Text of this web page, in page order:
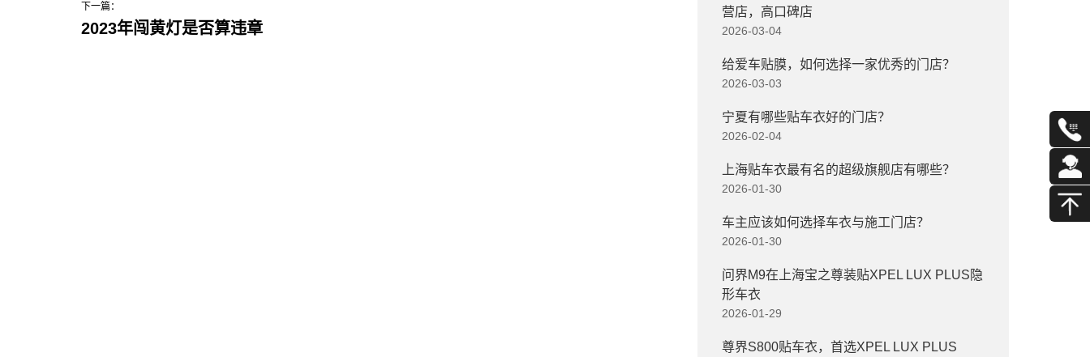
下一篇：
2023年闯黄灯是否算违章
营店，高口碑店
2026-03-04
给爱车贴膜，如何选择一家优秀的门店？
2026-03-03
宁夏有哪些贴车衣好的门店？
2026-02-04
上海贴车衣最有名的超级旗舰店有哪些？
2026-01-30
车主应该如何选择车衣与施工门店？
2026-01-30
问界M9在上海宝之尊装贴XPEL LUX PLUS隐
形车衣
2026-01-29
尊界S800贴车衣，首选XPEL LUX PLUS